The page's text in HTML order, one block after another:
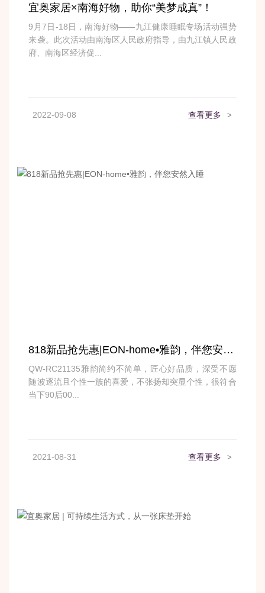
宜奥家居×南海好物，助你“美梦成真”！
9月7日-18日，南海好物——九江健康睡眠专场活动强势
来袭。此次活动由南海区人民政府指导，由九江镇人民政
府、南海区经济促...
2022-09-08 查看更多 >
818新品抢先惠|EON-home•雅韵，伴您安然入睡
QW-RC21135雅韵简约不简单，匠心好品质，深受不愿
随波逐流且个性一族的喜爱，不张扬却突显个性，很符合
当下90后00...
2021-08-31 查看更多 >